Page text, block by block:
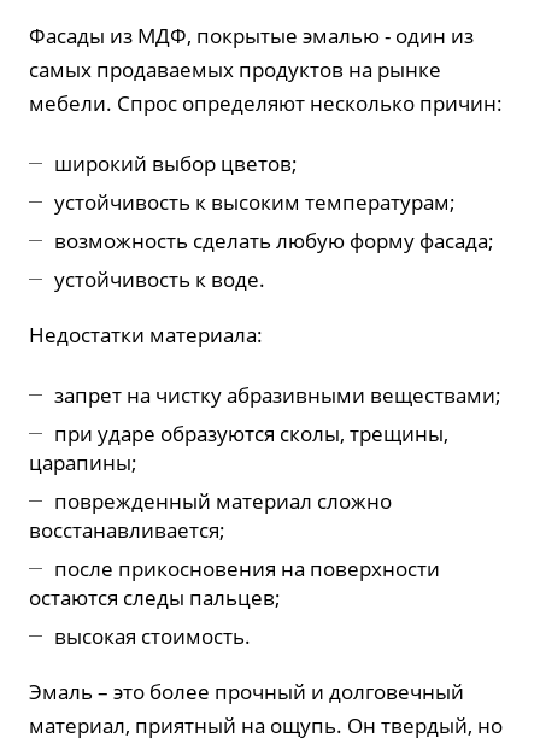
Фасады из МДФ, покрытые эмалью - один из
самых продаваемых продуктов на рынке
мебели. Спрос определяют несколько причин:
широкий выбор цветов;
устойчивость к высоким температурам;
возможность сделать любую форму фасада;
устойчивость к воде.
Недостатки материала:
запрет на чистку абразивными веществами;
при ударе образуются сколы, трещины,
царапины;
поврежденный материал сложно
восстанавливается;
после прикосновения на поверхности
остаются следы пальцев;
высокая стоимость.
Эмаль – это более прочный и долговечный
материал, приятный на ощупь. Он твердый, но